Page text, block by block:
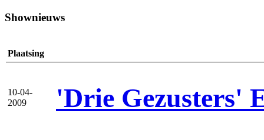
Shownieuws
Plaatsing
10-04-
2009
'Drie Gezusters'